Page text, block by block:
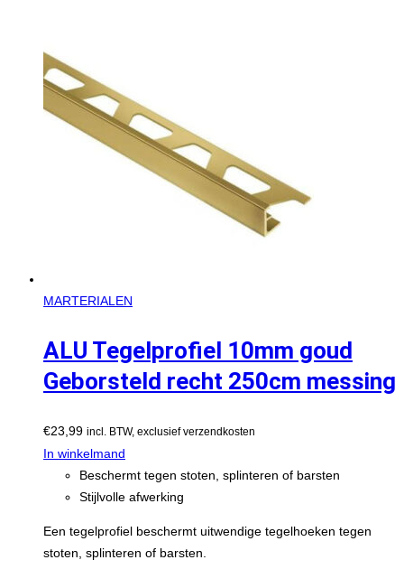
MARTERIALEN
ALU Tegelprofiel 10mm goud
Geborsteld recht 250cm messing
€23,99 incl. BTW, exclusief verzendkosten
In winkelmand
Beschermt tegen stoten, splinteren of barsten
Stijlvolle afwerking
Een tegelprofiel beschermt uitwendige tegelhoeken tegen
stoten, splinteren of barsten.